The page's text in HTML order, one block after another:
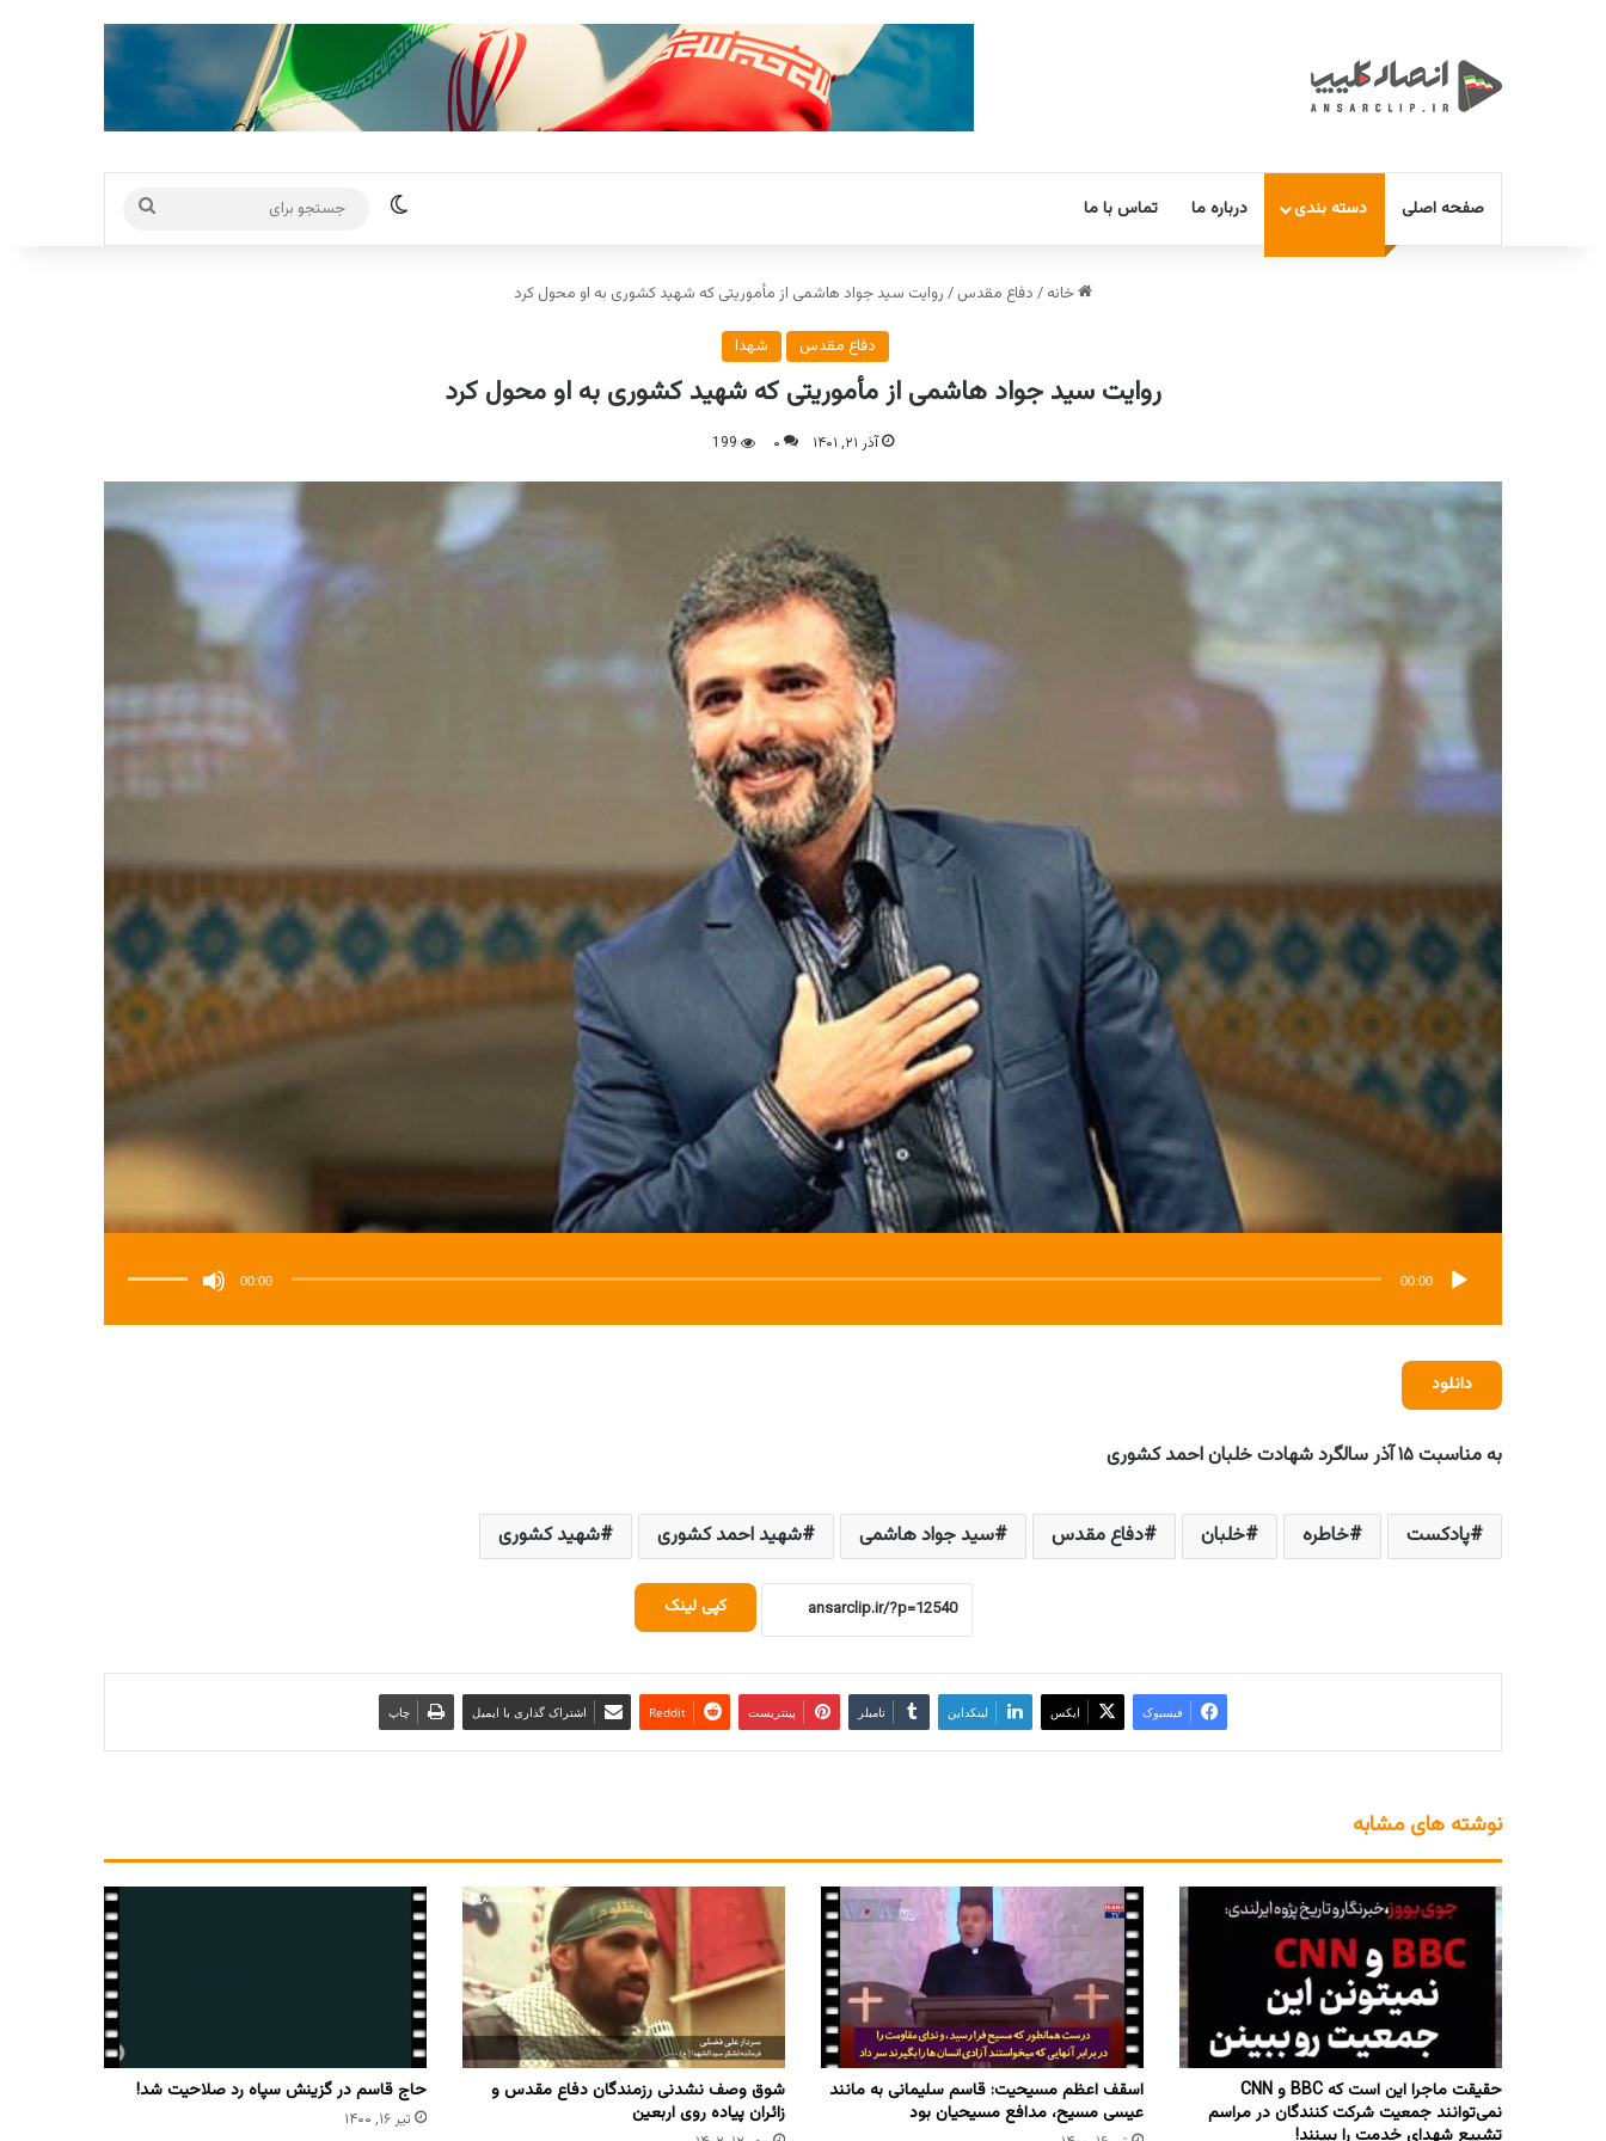
صفحه اصلی دسته بندی درباره ما تماس با ما تغییر پوسته
برای
خانه / دفاع مقدس / روایت سید جواد هاشمی از مأموریتی که شهید کشوری به او محول کرد
دفاع مقدس شهدا
روایت سید جواد هاشمی از مأموریتی که شهید کشوری به او محول کرد
آذر ۲۱, ۱۴۰۱ ۰ 199
پخش‌کننده
00:00
00:00
کاهش
دانلود
به مناسبت ۱۵ آذر سالگرد شهادت خلبان احمد کشوری
پادکست خاطره خلبان دفاع مقدس سید جواد هاشمی شهید احمد کشوری شهید کشوری
کپی لینک
فیسبوک ایکس لینکداین تامبلر پینتریست Reddit اشتراک گذاری با ایمیل چاپ
نوشته های مشابه
حقیقت ماجرا این است که BBC و CNN
نمی‌توانند جمعیت شرکت کنندگان در مراسم
اسقف اعظم مسیحیت: قاسم سلیمانی به مانند
عیسی مسیح، مدافع مسیحیان بود
شوق وصف نشدنی رزمندگان دفاع مقدس و
زائران پیاده روی اربعین
حاج قاسم در گزینش سپاه رد صلاحیت شد!
تیر ۱۶, ۱۴۰۰